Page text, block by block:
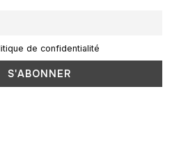
de confidentialité